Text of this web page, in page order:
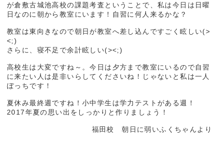
が倉敷古城池高校の課題考査ということで、私は今日は日曜
日なのに朝から教室にいます！自習に何人来るかな？
教室は東向きなので朝日が教室へ差し込んですごく眩しい(>
<;)
さらに、寝不足で余計眩しい(><;)
高校生は大変ですね～。今日は夕方まで教室にいるので自習
に来たい人は是非いらしてくださいね！じゃないと私は一人
ぼっちです！
夏休み最終週ですね！小中学生は学力テストがある週！
2017年夏の思い出をしっかりと作りましょう！
福田校 朝日に弱いふくちゃんより